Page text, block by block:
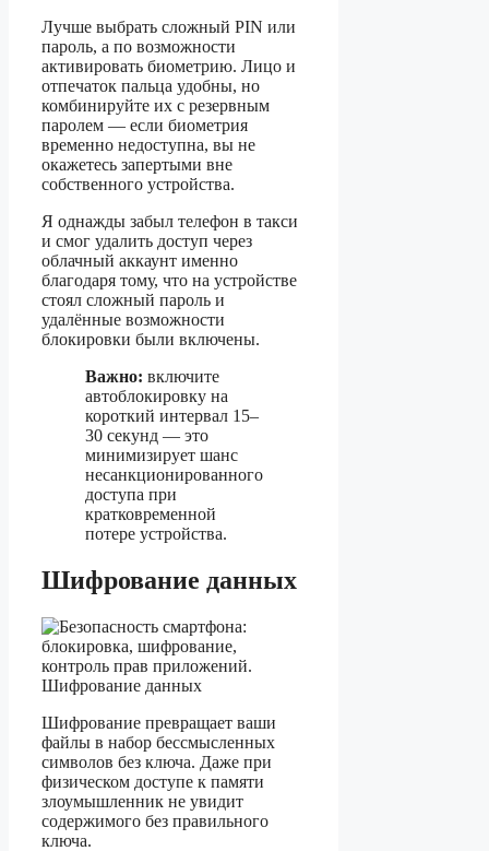
Лучше выбрать сложный PIN или
пароль, а по возможности
активировать биометрию. Лицо и
отпечаток пальца удобны, но
комбинируйте их с резервным
паролем — если биометрия
временно недоступна, вы не
окажетесь запертыми вне
собственного устройства.
Я однажды забыл телефон в такси
и смог удалить доступ через
облачный аккаунт именно
благодаря тому, что на устройстве
стоял сложный пароль и
удалённые возможности
блокировки были включены.
Важно: включите
автоблокировку на
короткий интервал 15–
30 секунд — это
минимизирует шанс
несанкционированного
доступа при
кратковременной
потере устройства.
Шифрование данных
Шифрование превращает ваши
файлы в набор бессмысленных
символов без ключа. Даже при
физическом доступе к памяти
злоумышленник не увидит
содержимого без правильного
ключа.